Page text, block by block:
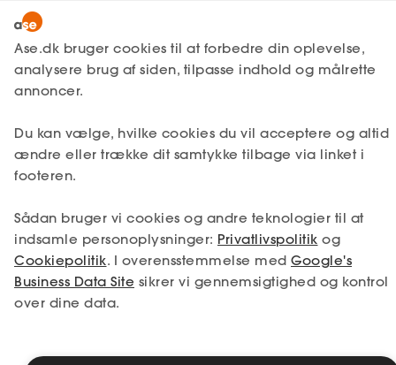
MitAse
Ase Selvstændig
Dokumenter.dk
Lønmodtager
Selvstændig
Etableret
Produkter
Få svar
Fordele
Studerende
Selvstændig Få svar
Virksomhedsjura
Markedsføringsret
Få styr på reglerne om
brug af cookies på dit
website
Alle hjemmesider sætter i dag cookies.
Nogle cookies er nødvendige for, at din
hjemmeside fungerer hensigtsmæssigt
(funktionelle cookies). Det kan blandt andet
Ase.dk bruger cookies til at forbedre din oplevelse,
analysere brug af siden, tilpasse indhold og målrette
annoncer.
Du kan vælge, hvilke cookies du vil acceptere og altid
ændre eller trække dit samtykke tilbage via linket i
footeren.
Sådan bruger vi cookies og andre teknologier til at
indsamle personoplysninger: Privatlivspolitik og
Cookiepolitik. I overensstemmelse med Google's
Business Data Site sikrer vi gennemsigtighed og kontrol
over dine data.